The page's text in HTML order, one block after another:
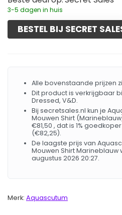
3-5 dagen in huis
BESTEL BIJ SECRET
Alle bovenstaande prijzen
Dit product is verkrijgbaar
Dressed, V&D.
Bij secretsales.nl kun je
Mouwen Shirt
€81,50 , dat is 1%
(€82,25).
De laagste prijs van
Mouwen Shirt Marineblauw
augustus 2026 20:27.
Merk: Aquascutum